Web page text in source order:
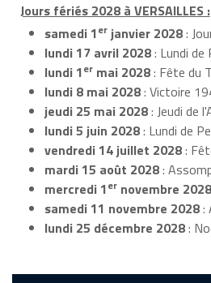
Jours fériés 2028 à VERSAILLES :
samedi 1er janvier 2028:
lundi 17 avril 2028: Lundi de
lundi 1er mai 2028: Fête du
lundi 8 mai 2028: Victoire
jeudi 25 mai 2028: Jeudi de
lundi 5 juin 2028: Lundi de
vendredi 14 juillet 2028:
mardi 15 août 2028:
mercredi 1er novembre 2028
samedi 11 novembre 2028:
lundi 25 décembre 2028: